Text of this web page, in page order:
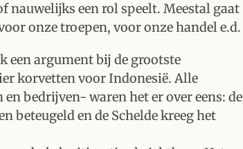
nauwelijks een rol speelt. Meestal gaat
onze troepen, voor onze handel e.d.
een argument bij de grootste
korvetten voor Indonesië. Alle
bedrijven- waren het er over eens: de
beteugeld en de Schelde kreeg het